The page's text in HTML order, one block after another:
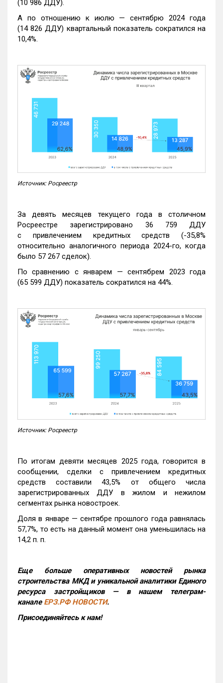
(10 986 ДДУ).
А по отношению к июлю — сентябрю 2024 года
(14 826 ДДУ) квартальный показатель сократился на
10,4%.
Источник: Росреестр
За девять месяцев текущего года в столичном
Росреестре зарегистрировано 36 759 ДДУ
с привлечением кредитных средств (-35,8%
относительно аналогичного периода 2024-го, когда
было 57 267 сделок).
По сравнению с январем — сентябрем 2023 года
(65 599 ДДУ) показатель сократился на 44%.
Источник: Росреестр
По итогам девяти месяцев 2025 года, говорится в
сообщении, сделки с привлечением кредитных
средств составили 43,5% от общего числа
зарегистрированных ДДУ в жилом и нежилом
сегментах рынка новостроек.
Доля в январе — сентябре прошлого года равнялась
57,7%, то есть на данный момент она уменьшилась на
14,2 п. п.
Еще больше оперативных новостей рынка
строительства МКД и уникальной аналитики Единого
ресурса застройщиков — в нашем телеграм-
канале ЕРЗ.РФ НОВОСТИ.
Присоединяйтесь к нам!